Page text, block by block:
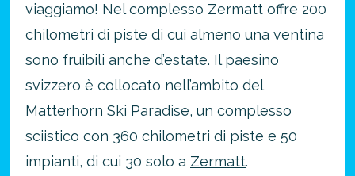
viaggiamo! Nel complesso Zermatt offre 200
chilometri di piste di cui almeno una ventina
sono fruibili anche d’estate. Il paesino
svizzero è collocato nell’ambito del
Matterhorn Ski Paradise, un complesso
sciistico con 360 chilometri di piste e 50
impianti, di cui 30 solo a Zermatt.